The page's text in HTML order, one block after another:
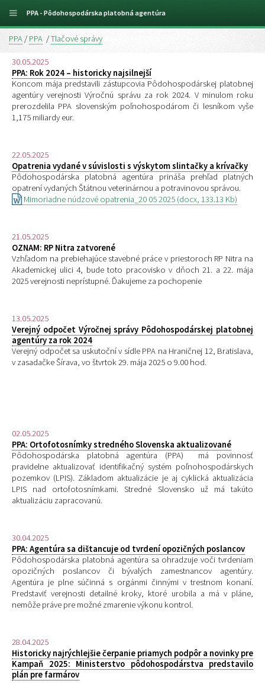
PPA / PPA /Tlačové správy
30.05.2025
PPA: Rok 2024 – historicky najsilnejší
Koncom mája predstavili zástupcovia Pôdohospodárskej platobnej
agentúry verejnosti Výročnú správu za rok 2024. V minulom roku
prerozdelila PPA slovenským poľnohospodárom či lesníkom vyše
1,175 miliardy eur.
22.05.2025
Opatrenia vydané v súvislosti s výskytom slintačky a krívačky
Pôdohospodárska platobná agentúra prináša prehľad platných
opatrení vydaných Štátnou veterinárnou a potravinovou správou.
Mimoriadne núdzové opatrenia_20 05 2025 (docx, 133.13 Kb)
21.05.2025
OZNAM: RP Nitra zatvorené
Vzhľadom na prebiehajúce stavebné práce v priestoroch RP Nitra na
Akademickej ulici 4, bude toto pracovisko v dňoch 21. a 22. mája
2025 verejnosti neprístupné. Ďakujeme za pochopenie
13.05.2025
Verejný odpočet Výročnej správy Pôdohospodárskej platobnej
agentúry za rok 2024
Verejný odpočet sa uskutoční v sídle PPA na Hraničnej 12, Bratislava,
v zasadačke Šírava, vo štvrtok 29. mája 2025 o 9.00 hod.
02.05.2025
PPA: Ortofotosnímky stredného Slovenska aktualizované
Pôdohospodárska platobná agentúra (PPA) má povinnosť
pravidelne aktualizovať identifikačný systém poľnohospodárskych
pozemkov (LPIS). Základom aktualizácie je aj cyklická aktualizácia
LPIS nad ortofotosnímkami. Stredné Slovensko už má takúto
aktualizáciu zapracovanú.
30.04.2025
PPA: Agentúra sa dištancuje od tvrdení opozičných poslancov
Pôdohospodárska platobná agentúra sa ohradzuje voči tvrdeniam
opozičných poslancov či bývalých zamestnancov agentúry.
Agentúra je plne súčinná s orgánmi činnými v trestnom konaní.
Predstaviť verejnosti detailné kroky, ktoré urobila a má v pláne,
nemôže práve pre možné zmarenie výkonu kontrol.
28.04.2025
Historicky najrýchlejšie čerpanie priamych podpôr a novinky pre
Kampaň 2025: Ministerstvo pôdohospodárstva predstavilo
plán pre farmárov
PPA - Pôdohospodárska platobná agentúra